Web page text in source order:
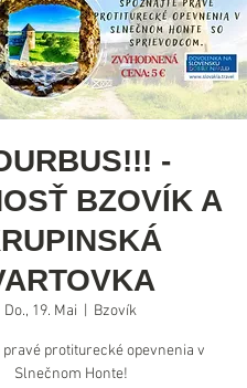
-
BZOVÍK A
Do., 19. Mai Bzovík
pravé protiturecké opevnenia v